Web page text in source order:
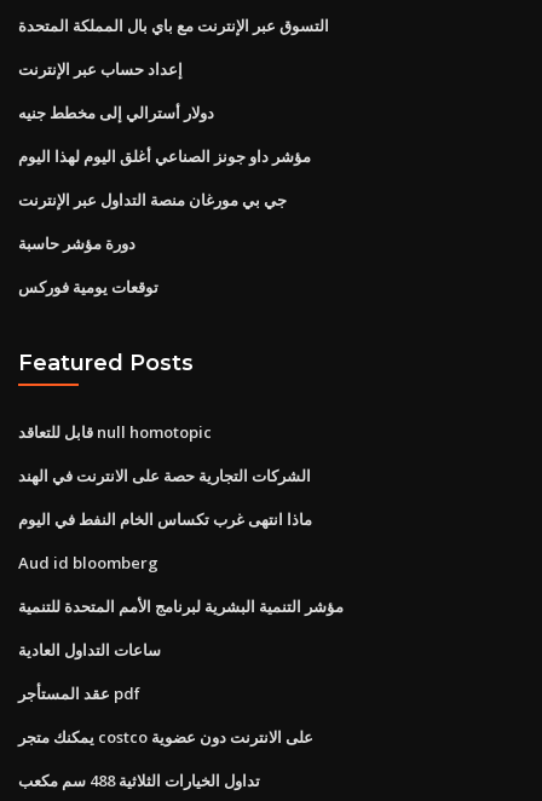
التسوق عبر الإنترنت مع باي بال المملكة المتحدة
إعداد حساب عبر الإنترنت
دولار أسترالي إلى مخطط جنيه
مؤشر داو جونز الصناعي أغلق اليوم لهذا اليوم
جي بي مورغان منصة التداول عبر الإنترنت
دورة مؤشر حاسبة
توقعات يومية فوركس
Featured Posts
قابل للتعاقد null homotopic
الشركات التجارية حصة على الانترنت في الهند
ماذا انتهى غرب تكساس الخام النفط في اليوم
Aud id bloomberg
مؤشر التنمية البشرية لبرنامج الأمم المتحدة للتنمية
ساعات التداول العادية
عقد المستأجر pdf
يمكنك متجر costco على الانترنت دون عضوية
تداول الخيارات الثلاثية 488 سم مكعب